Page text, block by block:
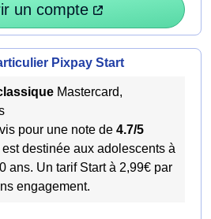
un compte
Pixpay Start
Mastercard,
pour une note de 4.7/5
est destinée aux adolescents à
ans. Un tarif Start à 2,99€ par
engagement.